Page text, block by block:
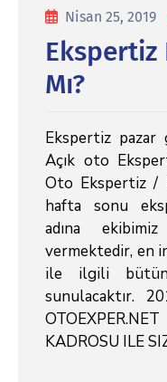
Nisan 25, 2019
Ekspertiz
Mı?
Ekspertiz pazar
Açık oto
Oto Ekspertiz /
hafta sonu
adına
vermektedir, en
ile ilgili bütün
sunulacaktır.
KADROSU ILE